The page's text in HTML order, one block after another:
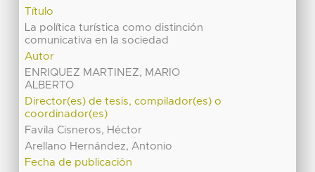
Título
La política turística como distinción
comunicativa en la sociedad
Autor
ENRIQUEZ MARTINEZ, MARIO
ALBERTO
Director(es) de tesis, compilador(es) o
coordinador(es)
Favila Cisneros, Héctor
Arellano Hernández, Antonio
Fecha de publicación